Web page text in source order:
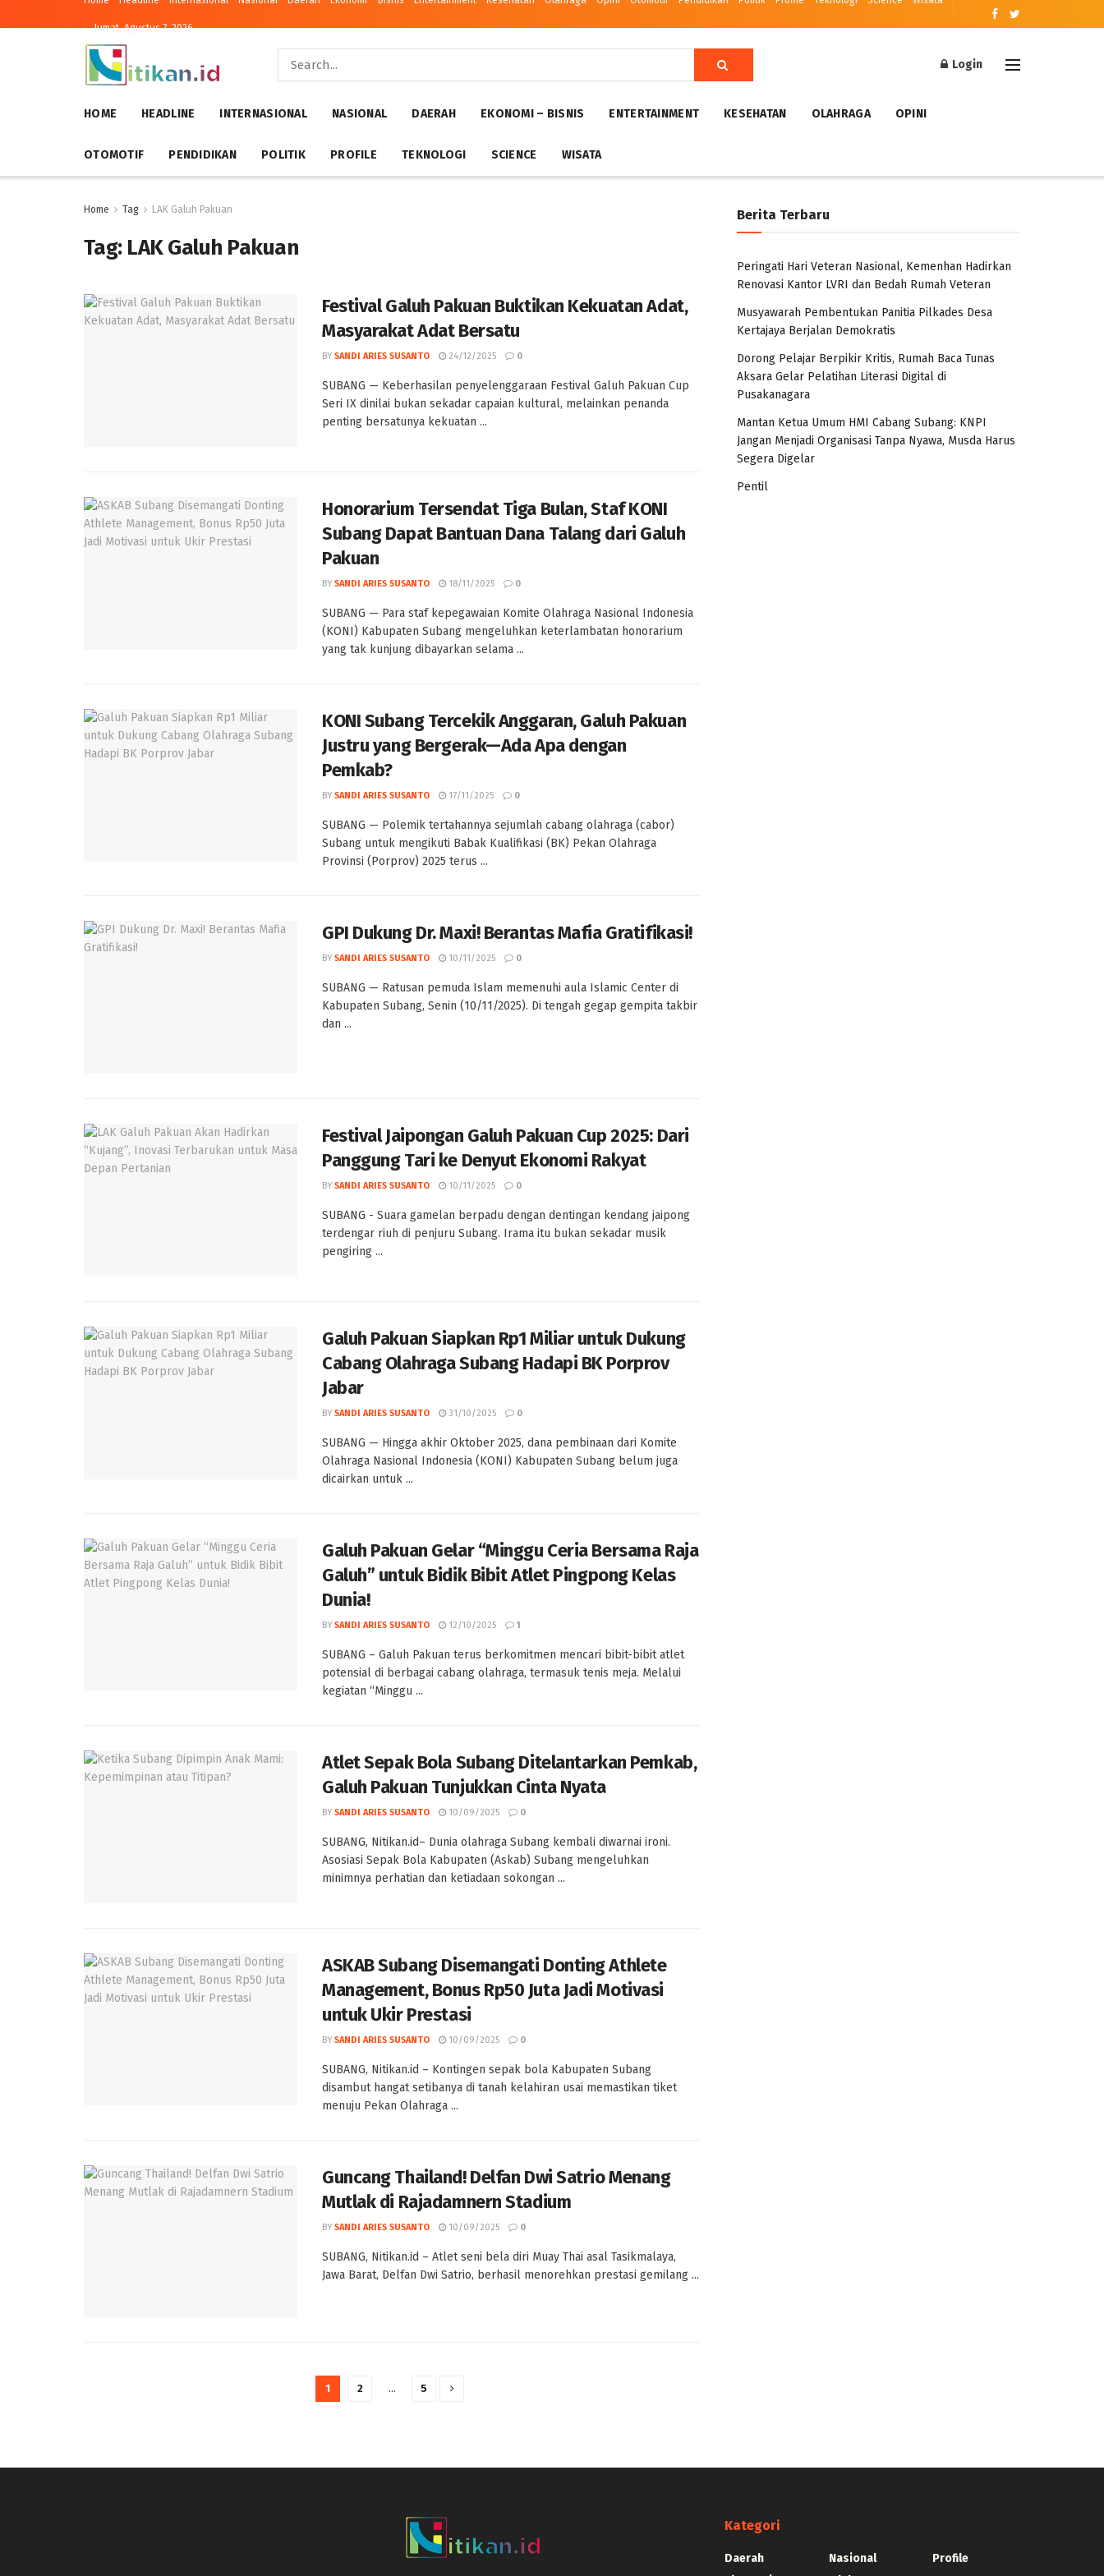
Jumat, Agustus 7, 2026
Login
HOME HEADLINE INTERNASIONAL NASIONAL DAERAH EKONOMI – BISNIS ENTERTAINMENT KESEHATAN OLAHRAGA OPINI
OTOMOTIF PENDIDIKAN POLITIK PROFILE TEKNOLOGI SCIENCE WISATA
Home Tag LAK Galuh Pakuan
Tag: LAK Galuh Pakuan
Festival Galuh Pakuan Buktikan Kekuatan Adat,
Masyarakat Adat Bersatu
BY SANDI ARIES SUSANTO 24/12/2025 0
SUBANG — Keberhasilan penyelenggaraan Festival Galuh Pakuan Cup
Seri IX dinilai bukan sekadar capaian kultural, melainkan penanda
penting bersatunya kekuatan ...
Honorarium Tersendat Tiga Bulan, Staf KONI
Subang Dapat Bantuan Dana Talang dari Galuh
Pakuan
BY SANDI ARIES SUSANTO 18/11/2025 0
SUBANG — Para staf kepegawaian Komite Olahraga Nasional Indonesia
(KONI) Kabupaten Subang mengeluhkan keterlambatan honorarium
yang tak kunjung dibayarkan selama ...
KONI Subang Tercekik Anggaran, Galuh Pakuan
Justru yang Bergerak—Ada Apa dengan
Pemkab?
BY SANDI ARIES SUSANTO 17/11/2025 0
SUBANG — Polemik tertahannya sejumlah cabang olahraga (cabor)
Subang untuk mengikuti Babak Kualifikasi (BK) Pekan Olahraga
Provinsi (Porprov) 2025 terus ...
GPI Dukung Dr. Maxi! Berantas Mafia Gratifikasi!
BY SANDI ARIES SUSANTO 10/11/2025 0
SUBANG — Ratusan pemuda Islam memenuhi aula Islamic Center di
Kabupaten Subang, Senin (10/11/2025). Di tengah gegap gempita takbir
dan ...
Festival Jaipongan Galuh Pakuan Cup 2025: Dari
Panggung Tari ke Denyut Ekonomi Rakyat
BY SANDI ARIES SUSANTO 10/11/2025 0
SUBANG - Suara gamelan berpadu dengan dentingan kendang jaipong
terdengar riuh di penjuru Subang. Irama itu bukan sekadar musik
pengiring ...
Galuh Pakuan Siapkan Rp1 Miliar untuk Dukung
Cabang Olahraga Subang Hadapi BK Porprov
Jabar
BY SANDI ARIES SUSANTO 31/10/2025 0
SUBANG — Hingga akhir Oktober 2025, dana pembinaan dari Komite
Olahraga Nasional Indonesia (KONI) Kabupaten Subang belum juga
dicairkan untuk ...
Galuh Pakuan Gelar “Minggu Ceria Bersama Raja
Galuh” untuk Bidik Bibit Atlet Pingpong Kelas
Dunia!
BY SANDI ARIES SUSANTO 12/10/2025 1
SUBANG – Galuh Pakuan terus berkomitmen mencari bibit-bibit atlet
potensial di berbagai cabang olahraga, termasuk tenis meja. Melalui
kegiatan “Minggu ...
Atlet Sepak Bola Subang Ditelantarkan Pemkab,
Galuh Pakuan Tunjukkan Cinta Nyata
BY SANDI ARIES SUSANTO 10/09/2025 0
SUBANG, Nitikan.id– Dunia olahraga Subang kembali diwarnai ironi.
Asosiasi Sepak Bola Kabupaten (Askab) Subang mengeluhkan
minimnya perhatian dan ketiadaan sokongan ...
ASKAB Subang Disemangati Donting Athlete
Management, Bonus Rp50 Juta Jadi Motivasi
untuk Ukir Prestasi
BY SANDI ARIES SUSANTO 10/09/2025 0
SUBANG, Nitikan.id – Kontingen sepak bola Kabupaten Subang
disambut hangat setibanya di tanah kelahiran usai memastikan tiket
menuju Pekan Olahraga ...
Guncang Thailand! Delfan Dwi Satrio Menang
Mutlak di Rajadamnern Stadium
BY SANDI ARIES SUSANTO 10/09/2025 0
SUBANG, Nitikan.id – Atlet seni bela diri Muay Thai asal Tasikmalaya,
Jawa Barat, Delfan Dwi Satrio, berhasil menorehkan prestasi gemilang ...
1 2 … 5
Berita Terbaru
Peringati Hari Veteran Nasional, Kemenhan Hadirkan
Renovasi Kantor LVRI dan Bedah Rumah Veteran
Musyawarah Pembentukan Panitia Pilkades Desa
Kertajaya Berjalan Demokratis
Dorong Pelajar Berpikir Kritis, Rumah Baca Tunas
Aksara Gelar Pelatihan Literasi Digital di
Pusakanagara
Mantan Ketua Umum HMI Cabang Subang: KNPI
Jangan Menjadi Organisasi Tanpa Nyawa, Musda Harus
Segera Digelar
Pentil
Kategori
Daerah
Nasional
Profile